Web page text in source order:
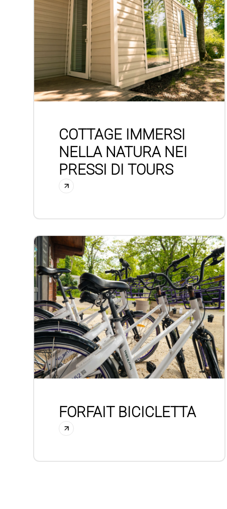
COTTAGE IMMERSI
NELLA NATURA NEI
PRESSI DI TOURS
FORFAIT BICICLETTA